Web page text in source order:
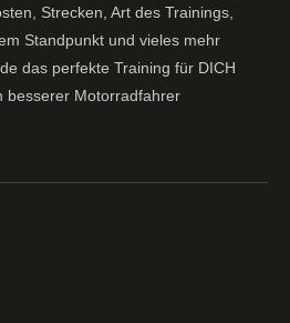
Strecken, Art des Trainings,
Standpunkt und vieles mehr
das perfekte Training für DICH
besserer Motorradfahrer